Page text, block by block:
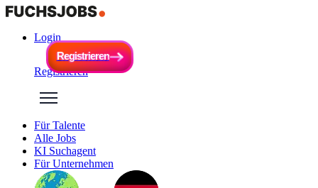
Login
Registrieren
Registrieren
Registrieren
Für Talente
Alle Jobs
KI Suchagent
Für Unternehmen